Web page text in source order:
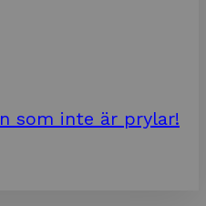
som inte är prylar!